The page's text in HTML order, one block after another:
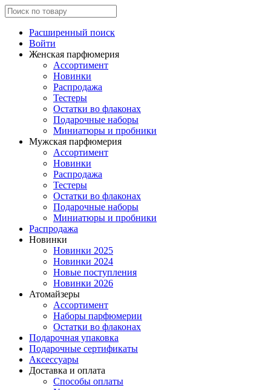
Расширенный поиск
Войти
Женская парфюмерия
Ассортимент
Новинки
Распродажа
Тестеры
Остатки во флаконах
Подарочные наборы
Миниатюры и пробники
Мужская парфюмерия
Ассортимент
Новинки
Распродажа
Тестеры
Остатки во флаконах
Подарочные наборы
Миниатюры и пробники
Распродажа
Новинки
Новинки 2025
Новинки 2024
Новые поступления
Новинки 2026
Атомайзеры
Ассортимент
Наборы парфюмерии
Остатки во флаконах
Подарочная упаковка
Подарочные сертификаты
Аксессуары
Доставка и оплата
Способы оплаты